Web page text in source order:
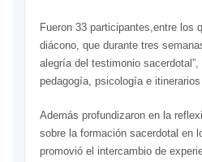
Fueron 33 participantes,entre los
diácono, que durante tres
alegría del testimonio
pedagogía, psicología e itinerarios
Además profundizaron en la
sobre la formación sacerdotal en
promovió el intercambio de